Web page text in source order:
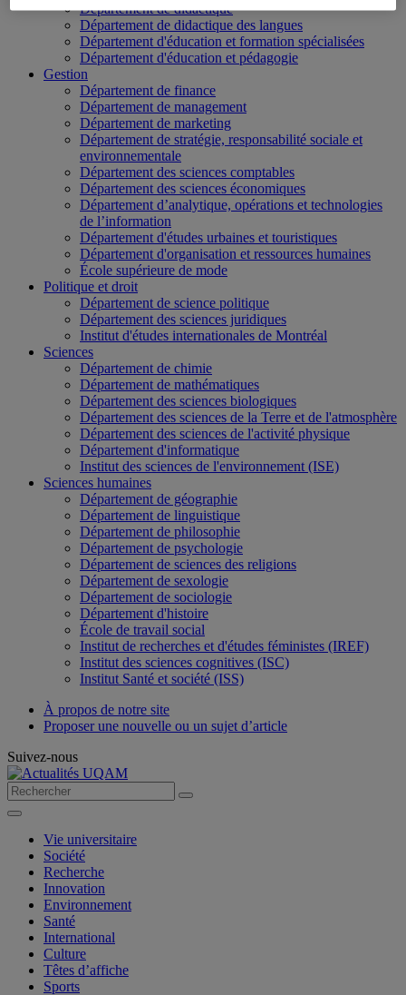
Département de didactique
Département de didactique des langues
Département d'éducation et formation spécialisées
Département d'éducation et pédagogie
Gestion
Département de finance
Département de management
Département de marketing
Département de stratégie, responsabilité sociale et
environnementale
Département des sciences comptables
Département des sciences économiques
Département d’analytique, opérations et technologies
de l’information
Département d'études urbaines et touristiques
Département d'organisation et ressources humaines
École supérieure de mode
Politique et droit
Département de science politique
Département des sciences juridiques
Institut d'études internationales de Montréal
Sciences
Département de chimie
Département de mathématiques
Département des sciences biologiques
Département des sciences de la Terre et de l'atmosphère
Département des sciences de l'activité physique
Département d'informatique
Institut des sciences de l'environnement (ISE)
Sciences humaines
Département de géographie
Département de linguistique
Département de philosophie
Département de psychologie
Département de sciences des religions
Département de sexologie
Département de sociologie
Département d'histoire
École de travail social
Institut de recherches et d'études féministes (IREF)
Institut des sciences cognitives (ISC)
Institut Santé et société (ISS)
À propos de notre site
Proposer une nouvelle ou un sujet d’article
Suivez-nous
Vie universitaire
Société
Recherche
Innovation
Environnement
Santé
International
Culture
Têtes d’affiche
Sports